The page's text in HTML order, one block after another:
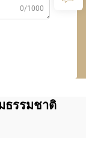
0/1000
ธรรมชาติ